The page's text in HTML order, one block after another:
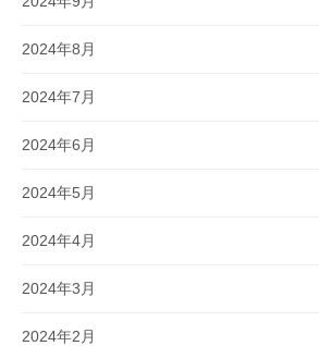
2024年8月
2024年7月
2024年6月
2024年5月
2024年4月
2024年3月
2024年2月